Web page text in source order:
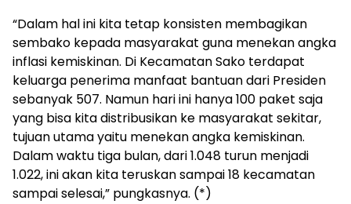
“Dalam hal ini kita tetap konsisten membagikan
sembako kepada masyarakat guna menekan angka
inflasi kemiskinan. Di Kecamatan Sako terdapat
keluarga penerima manfaat bantuan dari Presiden
sebanyak 507. Namun hari ini hanya 100 paket saja
yang bisa kita distribusikan ke masyarakat sekitar,
tujuan utama yaitu menekan angka kemiskinan.
Dalam waktu tiga bulan, dari 1.048 turun menjadi
1.022, ini akan kita teruskan sampai 18 kecamatan
sampai selesai,” pungkasnya. (*)